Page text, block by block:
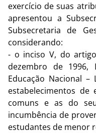
exercício de suas
apresentou a
Subsecretaria de
considerando:
- o inciso V, do
dezembro de 1996,
Educação Nacional
estabelecimentos de
comuns e as do
incumbência de
estudantes de menor